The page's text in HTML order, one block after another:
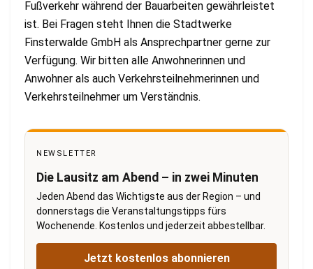
Fußverkehr während der Bauarbeiten gewährleistet
ist. Bei Fragen steht Ihnen die Stadtwerke
Finsterwalde GmbH als Ansprechpartner gerne zur
Verfügung. Wir bitten alle Anwohnerinnen und
Anwohner als auch Verkehrsteilnehmerinnen und
Verkehrsteilnehmer um Verständnis.
NEWSLETTER
Die Lausitz am Abend – in zwei Minuten
Jeden Abend das Wichtigste aus der Region – und
donnerstags die Veranstaltungstipps fürs
Wochenende. Kostenlos und jederzeit abbestellbar.
Jetzt kostenlos abonnieren